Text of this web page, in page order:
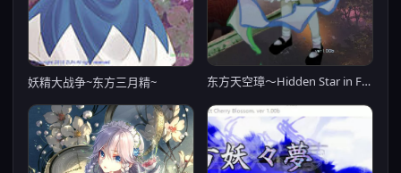
妖精大战争~东方三月精~ 东方天空璋～Hidden Star in Four Seasons～